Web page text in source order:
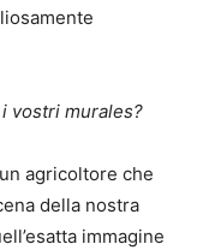
vostri murales?
agricoltore che
della nostra
immagine